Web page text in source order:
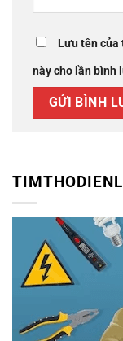
Lưu tên của
này cho lần bình